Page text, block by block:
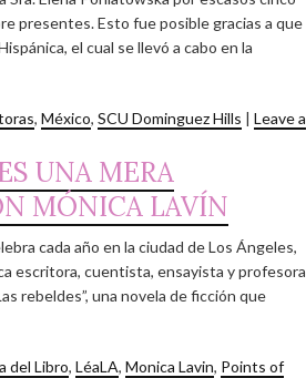
presentes. Esto fue posible gracias a que
el cual se llevó a cabo en la
, México, SCU Dominguez Hills | Leave a
UNA MERA
MÓNICA LAVÍN
cada año en la ciudad de Los Ángeles,
escritora, cuentista, ensayista y profesora
rebeldes”, una novela de ficción que
del Libro, LéaLA, Monica Lavin, Points of